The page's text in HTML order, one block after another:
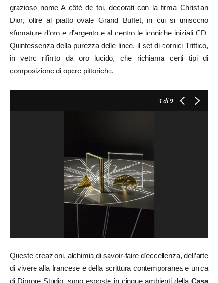
grazioso nome A côté de toi, decorati con la firma Christian
Dior, oltre al piatto ovale Grand Buffet, in cui si uniscono
sfumature d’oro e d’argento e al centro le iconiche iniziali CD.
Quintessenza della purezza delle linee, il set di cornici Trittico,
in vetro rifinito da oro lucido, che richiama certi tipi di
composizione di opere pittoriche.
1 di 9
Queste creazioni, alchimia di savoir-faire d’eccellenza, dell’arte
di vivere alla francese e della scrittura contemporanea e unica
di Dimore Studio, sono esposte in cinque ambienti della Casa